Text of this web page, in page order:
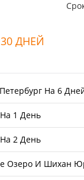
и
тур
ДНЕЙ
На 6
1 День
2 День
Озеро И Шихан